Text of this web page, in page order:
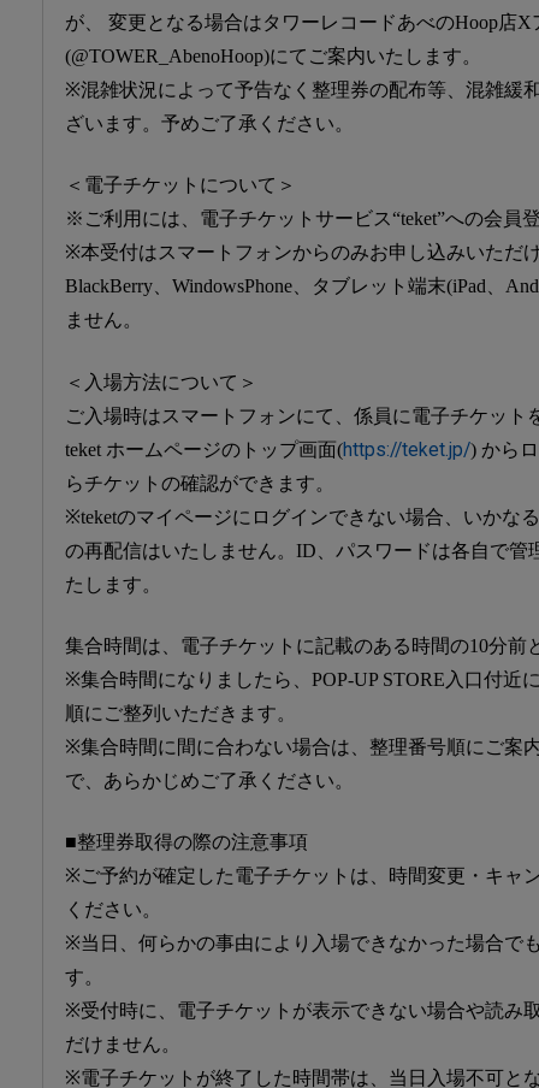
が、 変更となる場合はタワーレコードあべのHoop店X
(@TOWER_AbenoHoop)にてご案内いたします。
※混雑状況によって予告なく整理券の配布等、混雑緩
ざいます。予めご了承ください。
＜電子チケットについて＞
※ご利用には、電子チケットサービス“teket”への会員
※本受付はスマートフォンからのみお申し込みいただ
BlackBerry、WindowsPhone、タブレット端末(iPad、
ません。
＜入場方法について＞
ご入場時はスマートフォンにて、係員に電子チケット
teket ホームページのトップ画面(https://teket.jp/) から
らチケットの確認ができます。
※teketのマイページにログインできない場合、いかな
の再配信はいたしません。ID、パスワードは各自で管
たします。
集合時間は、電子チケットに記載のある時間の10分前
※集合時間になりましたら、POP-UP STORE入口付近
順にご整列いただきます。
※集合時間に間に合わない場合は、整理番号順にご案
で、あらかじめご了承ください。
■整理券取得の際の注意事項
※ご予約が確定した電子チケットは、時間変更・キャ
ください。
※当日、何らかの事由により入場できなかった場合で
す。
※受付時に、電子チケットが表示できない場合や読み
だけません。
※電子チケットが終了した時間帯は、当日入場不可と